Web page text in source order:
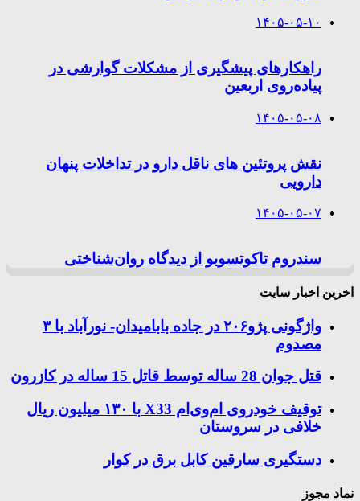
۱۴۰۵-۰۵-۱۰
راهکارهای پیشگیری از مشکلات گوارشی در
پیاده‌روی اربعین
۱۴۰۵-۰۵-۰۸
نقش پروتئین های ناقل دارو در تداخلات پنهان
دارویی
۱۴۰۵-۰۵-۰۷
سندروم تاکوتسوبو از دیدگاه روان‌شناختی
اخرین اخبار سایت
واژگونی پژو۲۰۶ در جاده بابامیدان- نورآباد با ۳
مصدوم
قتل جوان 28 ساله توسط قاتل 15 ساله در کازرون
توقیف خودروی ام‌وی‌ام X33 با ۱۳۰ میلیون ریال
خلافی در سروستان
دستگیری سارقین کابل برق در کوار
نماد مجوز